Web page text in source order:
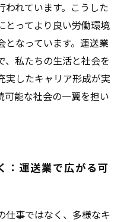
われています。こうした
とってより良い労働環境
となっています。運送業
、私たちの生活と社会を
実したキャリア形成が実
可能な社会の一翼を担い
：運送業で広がる可
仕事ではなく、多様なキ